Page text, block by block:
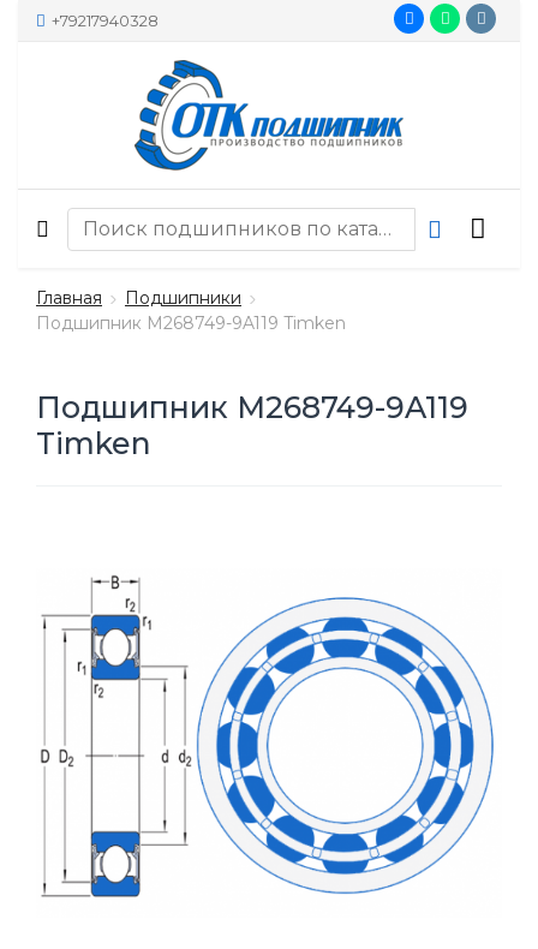
+79217940328
Главная
Подшипники
Подшипник M268749-9A119 Timken
Подшипник M268749-9A119
Timken